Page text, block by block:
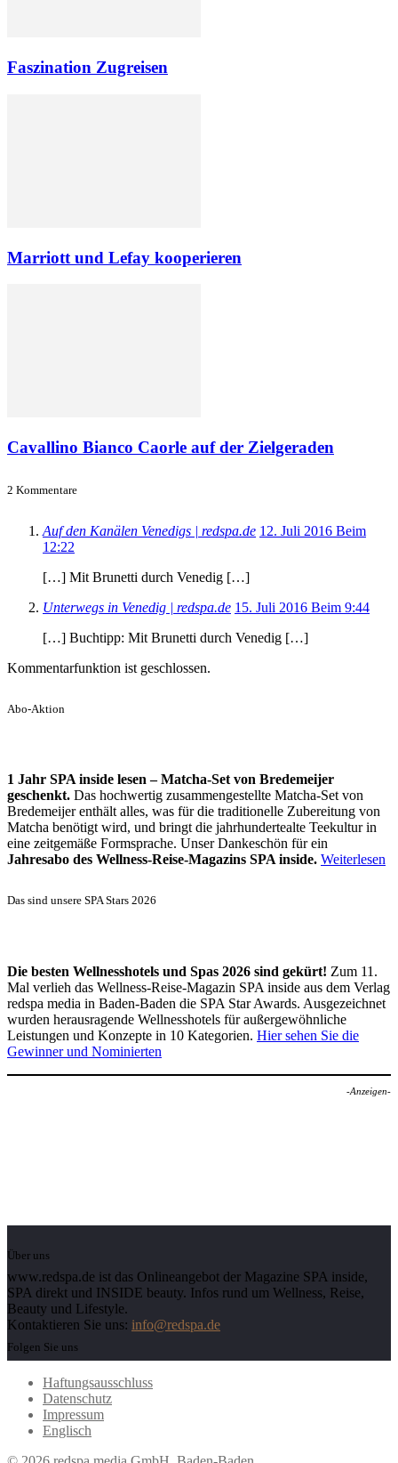
Faszination Zugreisen
Marriott und Lefay kooperieren
Cavallino Bianco Caorle auf der Zielgeraden
2 Kommentare
Auf den Kanälen Venedigs | redspa.de 12. Juli 2016 Beim
12:22
[…] Mit Brunetti durch Venedig […]
Unterwegs in Venedig | redspa.de 15. Juli 2016 Beim 9:44
[…] Buchtipp: Mit Brunetti durch Venedig […]
Kommentarfunktion ist geschlossen.
Abo-Aktion
1 Jahr SPA inside lesen – Matcha-Set von Bredemeijer
geschenkt. Das hochwertig zusammengestellte Matcha-Set von
Bredemeijer enthält alles, was für die traditionelle Zubereitung von
Matcha benötigt wird, und bringt die jahrhundertealte Teekultur in
eine zeitgemäße Formsprache. Unser Dankeschön für ein
Jahresabo des Wellness-Reise-Magazins SPA inside. Weiterlesen
Das sind unsere SPA Stars 2026
Die besten Wellnesshotels und Spas 2026 sind gekürt! Zum 11.
Mal verlieh das Wellness-Reise-Magazin SPA inside aus dem Verlag
redspa media in Baden-Baden die SPA Star Awards. Ausgezeichnet
wurden herausragende Wellnesshotels für außergewöhnliche
Leistungen und Konzepte in 10 Kategorien. Hier sehen Sie die
Gewinner und Nominierten
-Anzeigen-
Über uns
www.redspa.de ist das Onlineangebot der Magazine SPA inside,
SPA direkt und INSIDE beauty. Infos rund um Wellness, Reise,
Beauty und Lifestyle.
Kontaktieren Sie uns: info@redspa.de
Folgen Sie uns
Haftungsausschluss
Datenschutz
Impressum
Englisch